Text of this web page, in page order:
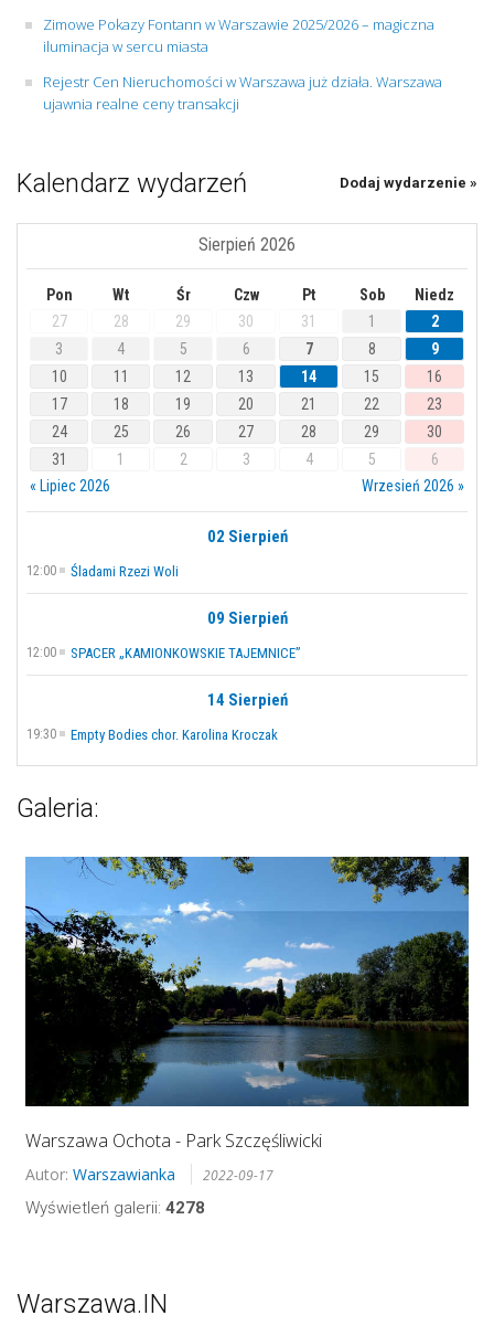
Zimowe Pokazy Fontann w Warszawie 2025/2026 – magiczna
iluminacja w sercu miasta
Rejestr Cen Nieruchomości w Warszawa już działa. Warszawa
ujawnia realne ceny transakcji
Kalendarz wydarzeń Dodaj wydarzenie »
Sierpień 2026
Pon Wt Śr Czw Pt Sob
Niedz
27
28 29 30 31 1
2
3
4 5 6 7 8
9
10
11 12 13 14 15
16
17
18 19 20 21 22
23
24
25 26 27 28 29
30
31
1 2 3 4 5
6
« Lipiec 2026
Wrzesień 2026 »
02 Sierpień
12:00 Śladami Rzezi Woli
09 Sierpień
12:00 SPACER „KAMIONKOWSKIE TAJEMNICE”
14 Sierpień
19:30 Empty Bodies chor. Karolina Kroczak
Galeria:
Warszawa Ochota - Park Szczęśliwicki
Autor: Warszawianka 2022-09-17
Wyświetleń galerii: 4278
Warszawa.IN